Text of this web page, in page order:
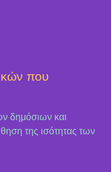
που
δημόσιων και
της ισότητας των